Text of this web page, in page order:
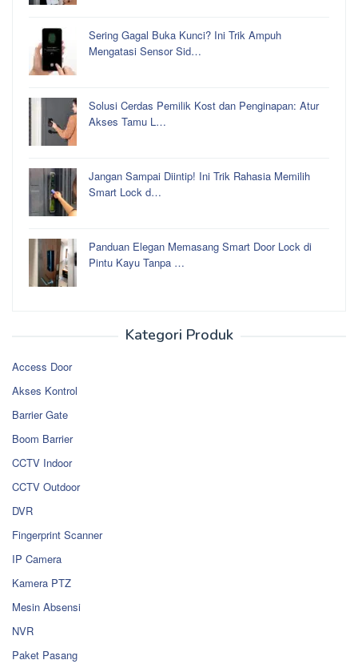
Sering Gagal Buka Kunci? Ini Trik Ampuh
Mengatasi Sensor Sid…
Solusi Cerdas Pemilik Kost dan Penginapan: Atur
Akses Tamu L…
Jangan Sampai Diintip! Ini Trik Rahasia Memilih
Smart Lock d…
Panduan Elegan Memasang Smart Door Lock di
Pintu Kayu Tanpa …
Kategori Produk
Access Door
Akses Kontrol
Barrier Gate
Boom Barrier
CCTV Indoor
CCTV Outdoor
DVR
Fingerprint Scanner
IP Camera
Kamera PTZ
Mesin Absensi
NVR
Paket Pasang